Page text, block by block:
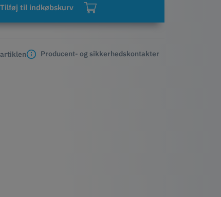
Tilføj til indkøbskurv
Producent- og sikkerhedskontakter